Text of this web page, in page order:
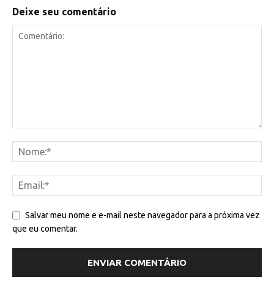
Deixe seu comentário
Salvar meu nome e e-mail neste navegador para a próxima vez
que eu comentar.